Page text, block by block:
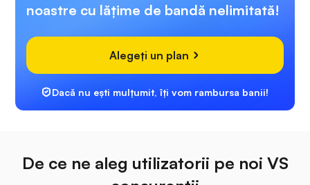
noastre cu lățime de bandă nelimitată!
Alegeți un plan
Dacă nu ești mulțumit, îți vom rambursa banii!
De ce ne aleg utilizatorii pe noi VS